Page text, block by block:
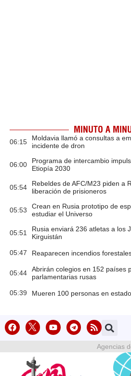
MINUTO A
06:15
Moldavia llamó a consultas a
incidente de dron
06:00
Programa de intercambio
Etiopía 2030
05:54
Rebeldes de AFC/M23 piden a
liberación de prisioneros
05:53
Crean en Rusia prototipo de
estudiar el Universo
05:51
Rusia enviará 236 atletas a los
Kirguistán
05:47 Reaparecen incendios
05:44
Abrirán colegios en 152 países
parlamentarias rusas
05:39 Mueren 100 personas en
Agencias